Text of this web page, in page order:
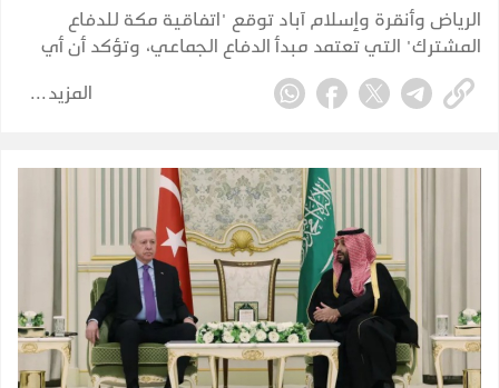
الإقليمية
الرياض وأنقرة وإسلام آباد توقع "اتفاقية مكة للدفاع
المشترك" التي تعتمد مبدأ الدفاع الجماعي، وتؤكد أن أي
هجوم على إحدى الدول الثلاث يُعد هجومًا على الجميع،
مع تأكيد أن الاتفاقية دفاعية ولا تستهدف أي طرف.المزيد